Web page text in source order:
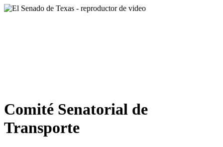
Comité Senatorial de
Transporte